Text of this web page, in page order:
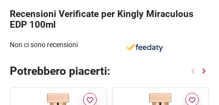
Recensioni Verificate per Kingly Miraculous
EDP 100ml
Non ci sono recensioni
Potrebbero piacerti:
favorite_border favorite_border